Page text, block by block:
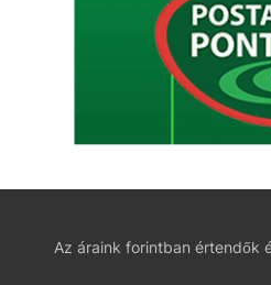
Az áraink forintban értendők